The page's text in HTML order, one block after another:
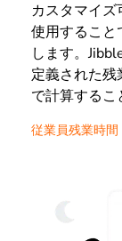
カスタマイ
使用すること
します。
定義された
で計算するこ
従業員残業時